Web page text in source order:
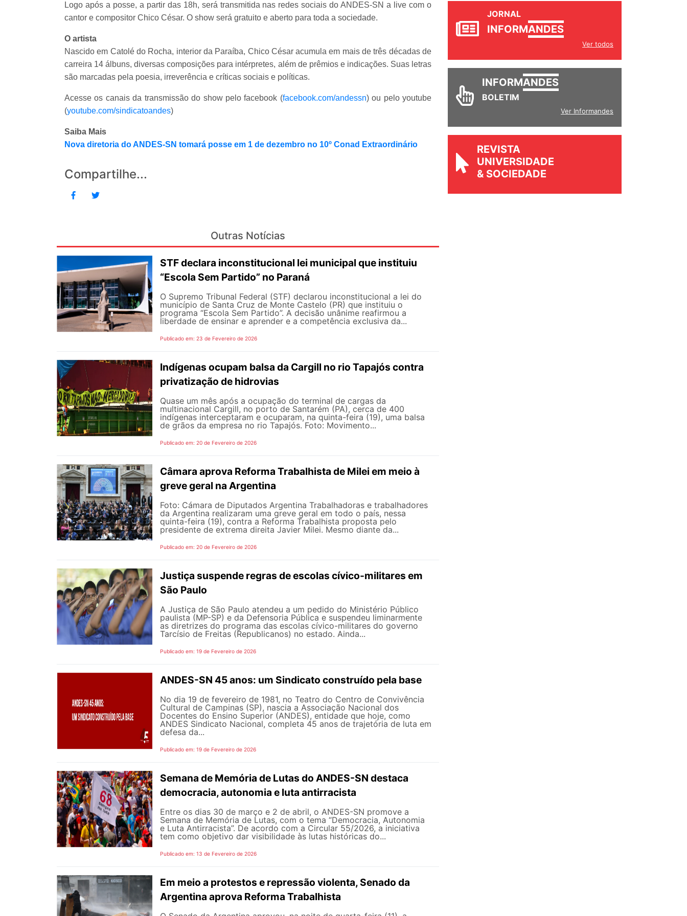
Logo após a posse, a partir das 18h, será transmitida nas redes sociais do ANDES-SN a live com o
cantor e compositor Chico César. O show será gratuito e aberto para toda a sociedade.
O artista
Nascido em Catolé do Rocha, interior da Paraíba, Chico César acumula em mais de três décadas de
carreira 14 álbuns, diversas composições para intérpretes, além de prêmios e indicações. Suas letras
são marcadas pela poesia, irreverência e críticas sociais e políticas.
Acesse os canais da transmissão do show pelo facebook (facebook.com/andessn) ou pelo youtube
(youtube.com/sindicatoandes)
Saiba Mais
Nova diretoria do ANDES-SN tomará posse em 1 de dezembro no 10º Conad Extraordinário
Compartilhe...
Outras Notícias
STF declara inconstitucional lei municipal que instituiu
“Escola Sem Partido” no Paraná
O Supremo Tribunal Federal (STF) declarou inconstitucional a lei do
município de Santa Cruz de Monte Castelo (PR) que instituiu o
programa “Escola Sem Partido”. A decisão unânime reafirmou a
liberdade de ensinar e aprender e a competência exclusiva da...
Publicado em: 23 de Fevereiro de 2026
Indígenas ocupam balsa da Cargill no rio Tapajós contra
privatização de hidrovias
Quase um mês após a ocupação do terminal de cargas da
multinacional Cargill, no porto de Santarém (PA), cerca de 400
indígenas interceptaram e ocuparam, na quinta-feira (19), uma balsa
de grãos da empresa no rio Tapajós. Foto: Movimento...
Publicado em: 20 de Fevereiro de 2026
Câmara aprova Reforma Trabalhista de Milei em meio à
greve geral na Argentina
Foto: Cámara de Diputados Argentina Trabalhadoras e trabalhadores
da Argentina realizaram uma greve geral em todo o país, nessa
quinta-feira (19), contra a Reforma Trabalhista proposta pelo
presidente de extrema direita Javier Milei. Mesmo diante da...
Publicado em: 20 de Fevereiro de 2026
Justiça suspende regras de escolas cívico-militares em
São Paulo
A Justiça de São Paulo atendeu a um pedido do Ministério Público
paulista (MP-SP) e da Defensoria Pública e suspendeu liminarmente
as diretrizes do programa das escolas cívico-militares do governo
Tarcísio de Freitas (Republicanos) no estado. Ainda...
Publicado em: 19 de Fevereiro de 2026
ANDES-SN 45 anos: um Sindicato construído pela base
No dia 19 de fevereiro de 1981, no Teatro do Centro de Convivência
Cultural de Campinas (SP), nascia a Associação Nacional dos
Docentes do Ensino Superior (ANDES), entidade que hoje, como
ANDES Sindicato Nacional, completa 45 anos de trajetória de luta em
defesa da...
Publicado em: 19 de Fevereiro de 2026
Semana de Memória de Lutas do ANDES-SN destaca
democracia, autonomia e luta antirracista
Entre os dias 30 de março e 2 de abril, o ANDES-SN promove a
Semana de Memória de Lutas, com o tema “Democracia, Autonomia
e Luta Antirracista”. De acordo com a Circular 55/2026, a iniciativa
tem como objetivo dar visibilidade às lutas históricas do...
Publicado em: 13 de Fevereiro de 2026
Em meio a protestos e repressão violenta, Senado da
Argentina aprova Reforma Trabalhista
JORNAL
INFORMANDES
Ver todos
INFORMANDES
BOLETIM
Ver Informandes
REVISTA
UNIVERSIDADE
& SOCIEDADE